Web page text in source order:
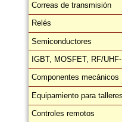
Correas de transmisión
Relés
Semiconductores
IGBT, MOSFET, RF/
Componentes mecánicos
Equipamiento para talleres
Controles remotos